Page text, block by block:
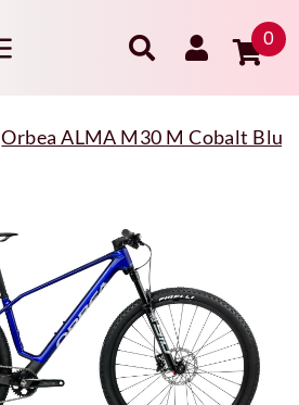
0
Orbea ALMA M30 M Cobalt